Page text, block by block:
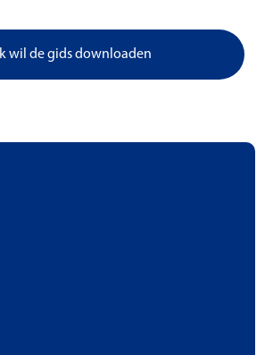
Ik wil de gids downloaden